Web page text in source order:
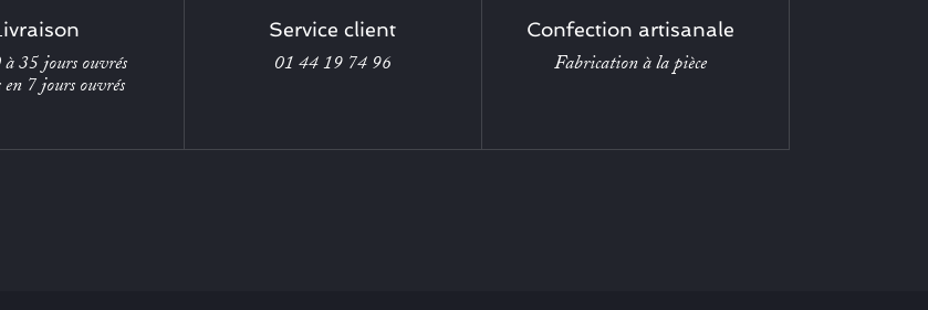
à 35 jours ouvrés
en 7 jours ouvrés
Service client
01 44 19 74 96
Confection artisanale
Fabrication à la pièce